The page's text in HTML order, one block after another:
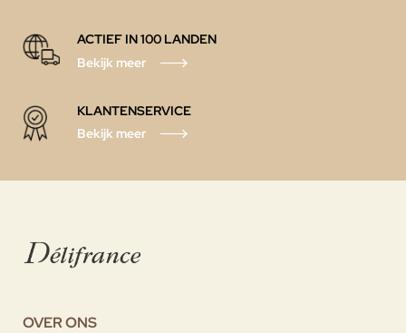
ACTIEF IN 100 LANDEN
Bekijk meer
KLANTENSERVICE
Bekijk meer
OVER ONS